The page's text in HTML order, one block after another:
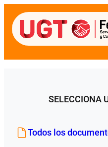
SELECCIONA
Todos los